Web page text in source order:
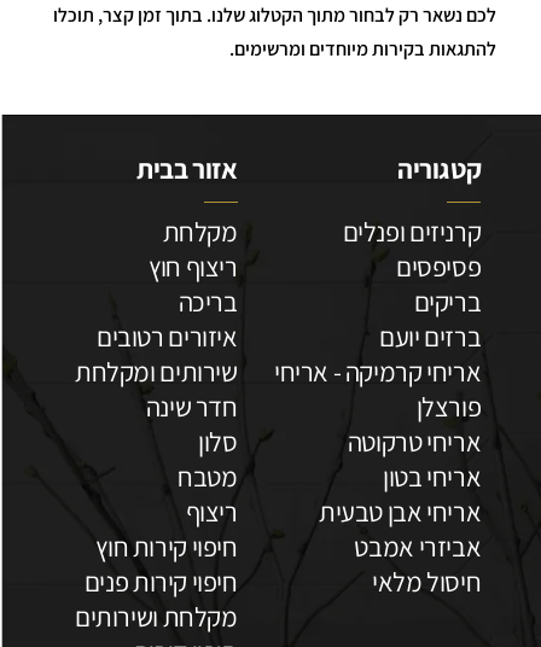
לכם נשאר רק לבחור מתוך הקטלוג שלנו. בתוך זמן קצר, תוכלו
להתגאות בקירות מיוחדים ומרשימים.
קטגוריה
קרניזים ופנלים
פסיפסים
בריקים
ברזים יועם
אריחי קרמיקה - אריחי
פורצלן
אריחי טרקוטה
אריחי בטון
אריחי אבן טבעית
אביזרי אמבט
חיסול מלאי
אזור בבית
מקלחת
ריצוף חוץ
בריכה
איזורים רטובים
שירותים ומקלחת
חדר שינה
סלון
מטבח
ריצוף
חיפוי קירות חוץ
חיפוי קירות פנים
מקלחת ושירותים